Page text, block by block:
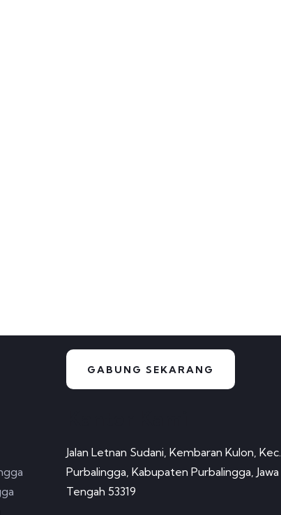
GABUNG SEKARANG
Jalan Letnan Sudani, Kembaran Kulon, Kec.
Purbalingga, Kabupaten Purbalingga, Jawa
Tengah 53319